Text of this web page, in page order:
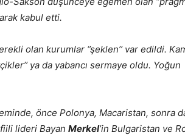
kabul etti.
olan kurumlar ‘’şeklen’’ var edildi.
ya da yabancı sermaye oldu. Yoğun
önce Polonya, Macaristan, sonra
lideri Bayan Merkel’in Bulgaristan ve